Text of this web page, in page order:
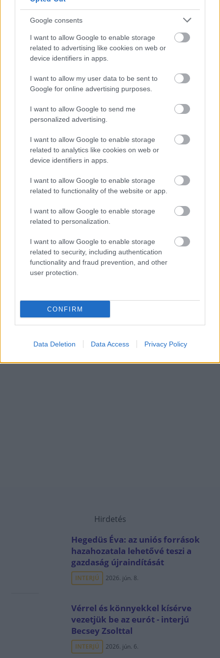
Google consents
I want to allow Google to enable storage
related to advertising like cookies on web or
device identifiers in apps.
I want to allow my user data to be sent to
Google for online advertising purposes.
I want to allow Google to send me
personalized advertising.
I want to allow Google to enable storage
related to analytics like cookies on web or
device identifiers in apps.
I want to allow Google to enable storage
related to functionality of the website or app.
I want to allow Google to enable storage
related to personalization.
I want to allow Google to enable storage
related to security, including authentication
functionality and fraud prevention, and other
user protection.
CONFIRM
Data Deletion Data Access Privacy Policy
Prágában tüntettek a
gázai bombázások
ellen
Magyarországot, vagy
mégsem?
NÉPSZERŰ
Hirdetés
Hegedüs Éva: az uniós források
hazahozatala lehetővé teszi a
gazdaság újraindítását
INTERJÚ 2026. jún. 8.
Vérrel és könnyekkel kísérve
vezetjük be az eurót - interjú
Becsey Zsolttal
INTERJÚ 2026. jún. 6.